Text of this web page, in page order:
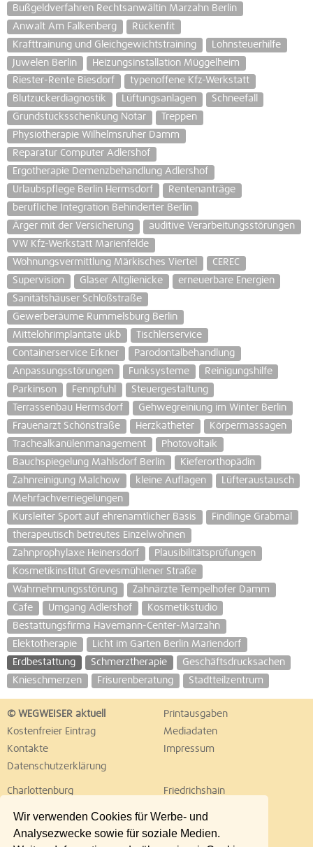
Wir verwenden Cookies für Werbe- und
Analysezwecke sowie für soziale Medien.
Bußgeldverfahren Rechtsanwältin Marzahn Berlin
Anwalt Am Falkenberg
Rückenfit
Krafttrainung und Gleichgewichtstraining
Lohnsteuerhilfe
Juwelen Berlin
Heizungsinstallation Müggelheim
Riester-Rente Biesdorf
typenoffene Kfz-Werkstatt
Blutzuckerdiagnostik
Lüftungsanlagen
Schneefall
Grundstücksschenkung Notar
Treppen
Physiotherapie Wilhelmsruher Damm
Reparatur Computer Adlershof
Ergotherapie Demenzbehandlung Adlershof
Urlaubspflege Berlin Hermsdorf
Rentenanträge
berufliche Integration Behinderter Berlin
Ärger mit der Versicherung
auditive Verarbeitungsstörungen
VW Kfz-Werkstatt Marienfelde
Wohnungsvermittlung Märkisches Viertel
CEREC
Supervision
Glaser Altglienicke
erneuerbare Energien
Sanitätshäuser Schloßstraße
Gewerberäume Rummelsburg Berlin
Mittelohrimplantate ukb
Tischlerservice
Containerservice Erkner
Parodontalbehandlung
Anpassungsstörungen
Funksysteme
Reinigungshilfe
Parkinson
Fennpfuhl
Steuergestaltung
Terrassenbau Hermsdorf
Gehwegreiniung im Winter Berlin
Frauenarzt Schönstraße
Herzkatheter
Körpermassagen
Trachealkanülenmanagement
Photovoltaik
Bauchspiegelung Mahlsdorf Berlin
Kieferorthopädin
Zahnreinigung Malchow
kleine Auflagen
Lüfteraustausch
Mehrfachverriegelungen
Kursleiter Sport auf ehrenamtlicher Basis
Findlinge Grabmal
therapeutisch betreutes Einzelwohnen
Zahnprophylaxe Heinersdorf
Plausibilitätsprüfungen
Kosmetikinstitut Grevesmühlener Straße
Wahrnehmungsstörung
Zahnärzte Tempelhofer Damm
Cafe
Umgang Adlershof
Kosmetikstudio
Bestattungsfirma Havemann-Center-Marzahn
Elektotherapie
Licht im Garten Berlin Mariendorf
Erdbestattung
Schmerztherapie
Geschäftsdrucksachen
Knieschmerzen
Frisurenberatung Stadtteilzentrum
© WEGWEISER aktuell
Printausgaben
Kostenfreier Eintrag
Mediadaten
Kontakte
Impressum
Datenschutzerklärung
Charlottenburg
Friedrichshain
Lichtenberg
Marzahn